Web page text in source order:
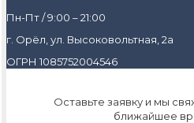
Пн-Пт / 9:00 – 21:00
г. Орёл, ул. Высоковольтная, 2а
ОГРН 1085752004546
Оставьте заявку и мы
ближайшее